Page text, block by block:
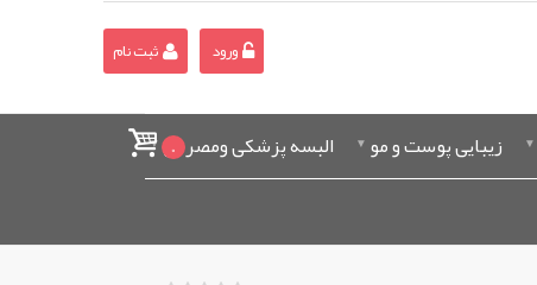
ورود ثبت نام
زیبایی پوست و مو
البسه پزشکی ومصرفی
0